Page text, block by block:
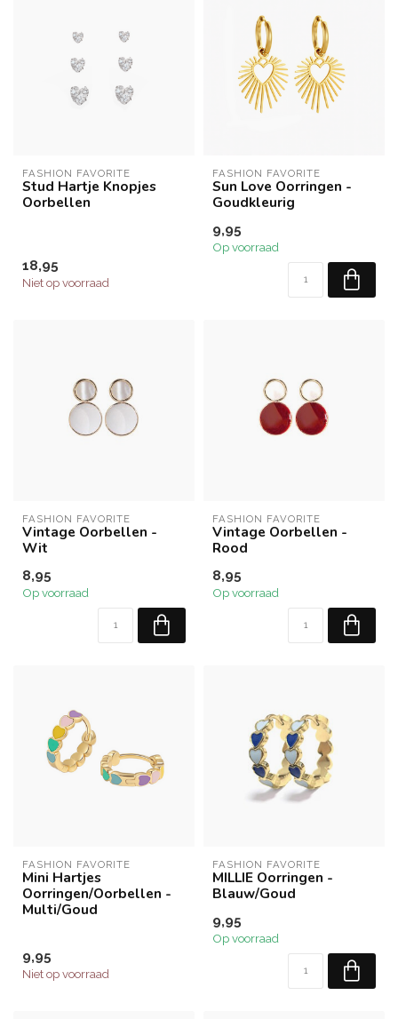
FASHION FAVORITE
Stud Hartje Knopjes
Oorbellen
18,95
Niet op voorraad
FASHION FAVORITE
Sun Love Oorringen -
Goudkleurig
9,95
Op voorraad
FASHION FAVORITE
Vintage Oorbellen -
Wit
8,95
Op voorraad
FASHION FAVORITE
Vintage Oorbellen -
Rood
8,95
Op voorraad
FASHION FAVORITE
Mini Hartjes
Oorringen/Oorbellen -
Multi/Goud
9,95
Niet op voorraad
FASHION FAVORITE
MILLIE Oorringen -
Blauw/Goud
9,95
Op voorraad